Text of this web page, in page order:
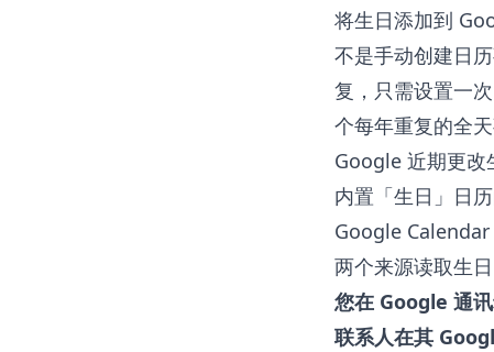
将生日添加到
不是手动创建日
复，只需设置一
个每年重复的全
Google 近期更改
内置「生日」日
Google
两个来源读取生日
您在 Google 通
联系人在其